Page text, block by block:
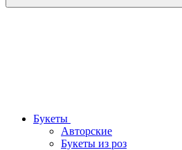
Букеты
Авторские
Букеты из роз